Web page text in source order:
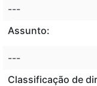
---
Assunto:
---
Classificação de